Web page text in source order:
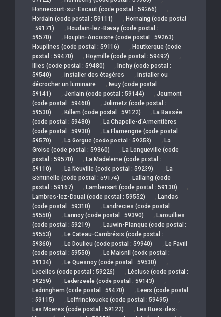
Honnecourt-sur-Escaut (code postal : 59266) ,
Hordain (code postal : 59111) , Hornaing (code postal
: 59171)
, Houdain-lez-Bavay (code postal :
59570)
, Houplin-Ancoisne (code postal : 59263)
Houplines (code postal : 59116)
, Houtkerque (code
postal : 59470)
, Hoymille (code postal : 59492) ,
Illies (code postal : 59480) , Inchy (code postal :
59540)
, installer des étagères , installer ou
décrocher un luminaire
, Iwuy (code postal :
59141)
, Jenlain (code postal : 59144) , Jeumont
(code postal : 59460)
, Jolimetz (code postal :
59530)
, Killem (code postal : 59122) , La Bassée
(code postal : 59480)
, La Chapelle-d'Armentières
(code postal : 59930)
, La Flamengrie (code postal :
59570)
, La Gorgue (code postal : 59253) , La
Groise (code postal : 59360)
, La Longueville (code
postal : 59570)
, La Madeleine (code postal :
59110)
, La Neuville (code postal : 59239) , La
Sentinelle (code postal : 59174)
, Lallaing (code
postal : 59167)
, Lambersart (code postal : 59130) ,
Lambres-lez-Douai (code postal : 59552) , Landas
(code postal : 59310)
, Landrecies (code postal :
59550)
, Lannoy (code postal : 59390) , Larouillies
(code postal : 59219)
, Lauwin-Planque (code postal :
59553)
, Le Cateau-Cambrésis (code postal :
59360)
, Le Doulieu (code postal : 59940) , Le Favril
(code postal : 59550)
, Le Maisnil (code postal :
59134)
, Le Quesnoy (code postal : 59530) ,
Lecelles (code postal : 59226) , Lécluse (code postal :
59259)
, Lederzeele (code postal : 59143) ,
Ledringhem (code postal : 59470) , Leers (code postal
: 59115)
, Leffrinckoucke (code postal : 59495) ,
Les Moëres (code postal : 59122) , Les Rues-des-